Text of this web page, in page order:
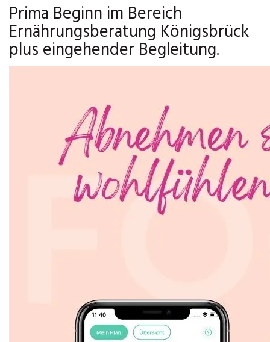
Prima Beginn im Bereich
Ernährungsberatung Königsbrück
plus eingehender Begleitung.